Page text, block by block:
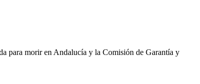
para morir en Andalucía y la Comisión de Garantía y